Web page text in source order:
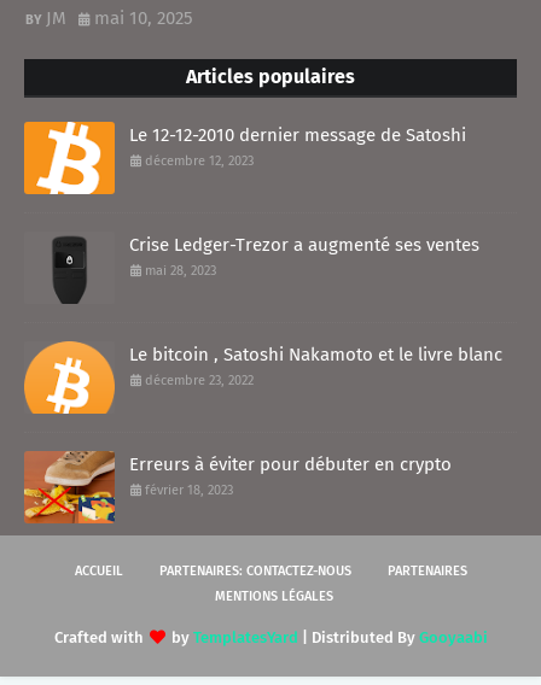
JM mai 10, 2025
Articles populaires
Le 12-12-2010 dernier message de Satoshi
décembre 12, 2023
Crise Ledger-Trezor a augmenté ses ventes
mai 28, 2023
Le bitcoin , Satoshi Nakamoto et le livre blanc
décembre 23, 2022
Erreurs à éviter pour débuter en crypto
février 18, 2023
ACCUEIL PARTENAIRES: CONTACTEZ-NOUS
PARTENAIRES
MENTIONS LÉGALES
Crafted with by TemplatesYard | Distributed By Gooyaabi